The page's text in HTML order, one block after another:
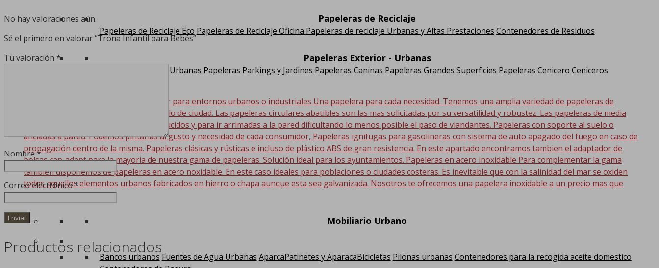
Papeleras de Reciclaje
Papeleras de Reciclaje Eco Papeleras de Reciclaje Oficina Papeleras de reciclaje Urbanas y Altas Prestaciones Contenedores de Residuos
Papeleras Exterior - Urbanas
Papeleras Exterior Urbanas Papeleras Parkings y Jardines Papeleras Caninas Papeleras Grandes Superficies Papeleras Cenicero Ceniceros
Papeleras de exterior para entornos urbanos o industriales Una papelera para cada necesidad. Tenemos una amplia variedad de papeleras de
exterior que se adaptan a cualquier estilo de ciudad. Las papeleras circulares abatibles son las mas solicitadas por su versatilidad y robustez. Las papeleras de media
luna para su ubicación en espacios reducidos y para ir arrimadas a la pared dificultando lo menos posible el paso de viandantes. Papeleras con soporte al suelo o
ancladas a pared. Podemos pintarlas al gusto y necesidad de cada consumidor, Papeleras ignífugas para gasolineras con sistema de auto apagado del fuego en caso de
propagación dentro de la misma. Papeleras clásicas y rústicas e incluso de plástico ABS de gran resistencia. En este apartado encontramos tambien el adaptador de
bolsas can-adapt para la mayoria de nuestra gama de papeleras. Solución ideal para los ayuntamientos. Papeleras en acero inoxidable Para complementar la gama
también disponemos de papeleras en acero noxidable. En este caso ideales para poblaciones o ciudades costeras. Es inevitable que con la salinidad del mar se oxiden
todos aquellos elementos urbanos fabricados en hierro o chapa aunque esta sea galvanizada. Nosotros te ofrecemos una papelera inoxidable a un precio mas que
competitivo. Bancos…
Mobiliario Urbano
Bancos urbanos Fuentes de Agua Urbanas AparcaPatinetes y AparacaBicicletas Pilonas urbanas Contenedores para la recogida aceite domestico
No hay valoraciones aún.
Sé el primero en valorar “Trona Infantil para Bebés”
Tu valoración *
Nombre*
Correo electrónico*
Productos relacionados